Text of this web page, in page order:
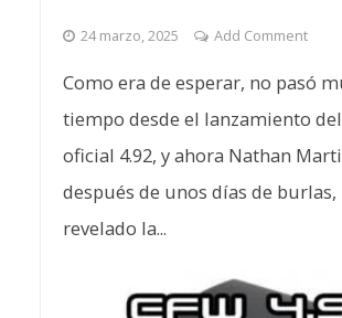
24 marzo, 2025 Add Comment
Como era de esperar, no pasó
tiempo desde el lanzamiento
oficial 4.92, y ahora Nathan
después de unos días de burlas,
revelado la...